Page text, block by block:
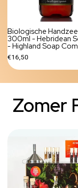
Biologische
300ml - Hebridean
- Highland Soap
€16,50
Zomer